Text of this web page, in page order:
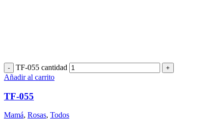
TF-055 cantidad
Añadir al carrito
TF-055
Mamá, Rosas, Todos